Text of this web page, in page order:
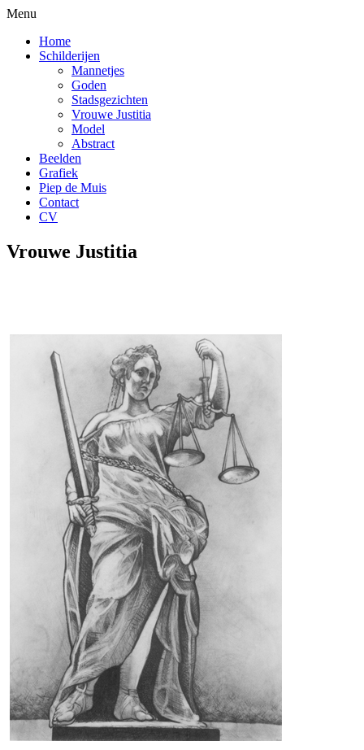
Menu
Home
Schilderijen
Mannetjes
Goden
Stadsgezichten
Vrouwe Justitia
Model
Abstract
Beelden
Grafiek
Piep de Muis
Contact
CV
Vrouwe Justitia